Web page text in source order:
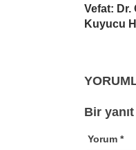
Vefat: Dr.
Kuyucu
Bir yanıt
Yorum *